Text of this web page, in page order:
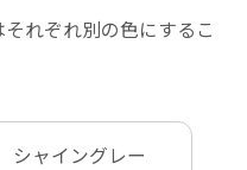
れぞれ別の色にするこ
シャイングレー